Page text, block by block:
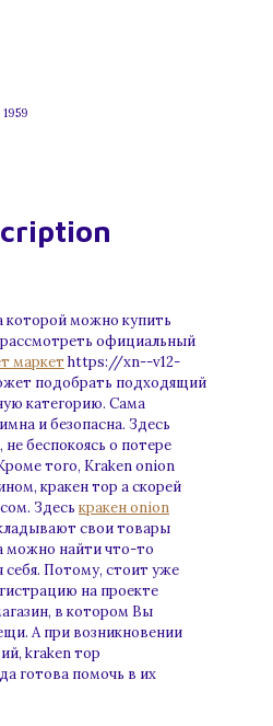
которой можно купить
официальный
маркет https://xn--v12-
подобрать подходящий
категорию. Сама
и безопасна. Здесь
беспокоясь о потере
того, Kraken onion
кракен тор а скорей
Здесь кракен onion
свои товары
можно найти что-то
Потому, стоит уже
на проекте
в котором Вы
А при возникновении
kraken тор
готова помочь в их